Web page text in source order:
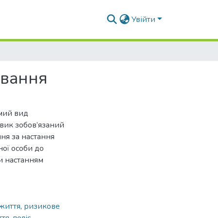
Увійти
вид
зобов’язаний
за настання
особи до
настанням
, ризикове